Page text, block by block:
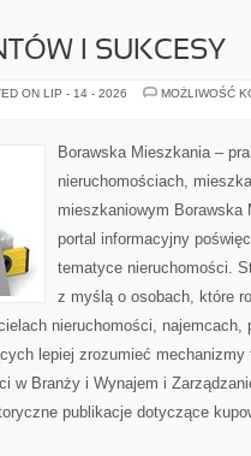
I SUKCESY
ON LIP - 14 - 2026
MOŻLIWOŚĆ
Borawska Mieszkania –
nieruchomościach,
mieszkaniowym Borawska
portal informacyjny
tematyce nieruchomości.
z myślą o osobach, które
nieruchomości, najemcach,
lepiej zrozumieć mechanizmy
w Branży i Wynajem i
publikacje dotyczące